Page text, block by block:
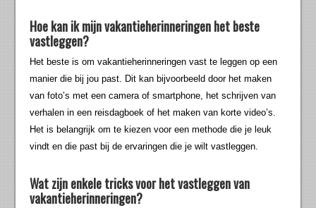
Hoe kan ik mijn vakantieherinneringen het beste
vastleggen?
Het beste is om vakantieherinneringen vast te leggen op een
manier die bij jou past. Dit kan bijvoorbeeld door het maken
van foto’s met een camera of smartphone, het schrijven van
verhalen in een reisdagboek of het maken van korte video’s.
Het is belangrijk om te kiezen voor een methode die je leuk
vindt en die past bij de ervaringen die je wilt vastleggen.
Wat zijn enkele tricks voor het vastleggen van
vakantieherinneringen?